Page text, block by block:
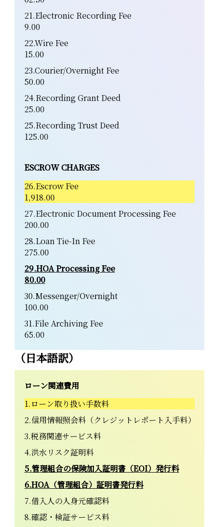
21.Electronic Recording Fee
9.00
22.Wire Fee
15.00
23.Courier/Overnight Fee
50.00
24.Recording Grant Deed
25.00
25.Recording Trust Deed
125.00
ESCROW CHARGES
26.Escrow Fee
1,918.00
27.Electronic Document Processing Fee
200.00
28.Loan Tie-In Fee
275.00
29.HOA Processing Fee
80.00
30.Messenger/Overnight
100.00
31.File Archiving Fee
65.00
（日本語訳）
ローン関連費用
1.ローン取り扱い手数料
2.信用情報照会料（クレジットレポート入手料）
3.税務関連サービス料
4.洪水リスク証明料
5.管理組合の保険加入証明書（EOI）発行料
6.HOA（管理組合）証明書発行料
7.借入人の人身元確認料
8.確認・検証サービス料